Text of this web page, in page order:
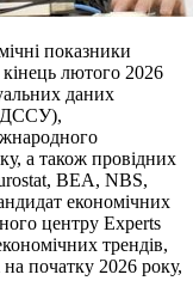
показники
кінець лютого 2026
даних
(ДССУ),
а також провідних
BEA, NBS,
економічних
центру Experts
трендів,
на початку 2026 року,